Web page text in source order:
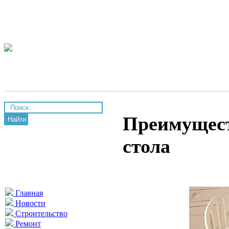
Найти
Главная
Новости
Строительство
Ремонт
стола